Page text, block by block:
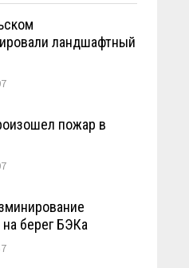
ландшафтный
пожар в
берег БЭКа